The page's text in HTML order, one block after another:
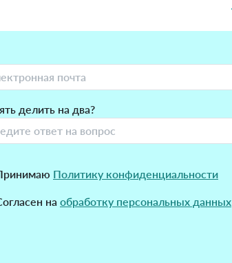
делить на два?
Политику конфиденциальности
на обработку персональных данных